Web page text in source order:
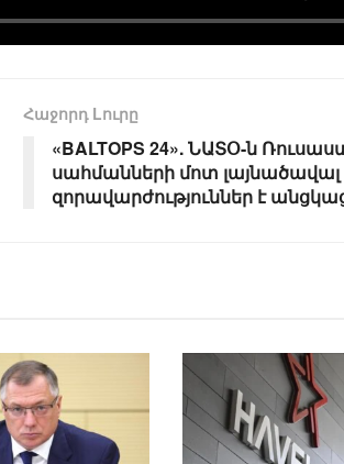
Հաջորդ Lուրը
«BALTOPS 24». ՆԱՏՕ-ն
սահմանների մոտ լայնածավալ
զորավարժություններ է